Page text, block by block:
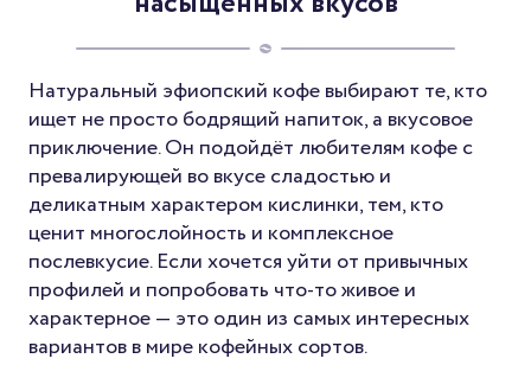
Натуральный эфиопский кофе выбирают те, кто
ищет не просто бодрящий напиток, а вкусовое
приключение. Он подойдёт любителям кофе с
превалирующей во вкусе сладостью и
деликатным характером кислинки, тем, кто
ценит многослойность и комплексное
послевкусие. Если хочется уйти от привычных
профилей и попробовать что-то живое и
характерное — это один из самых интересных
вариантов в мире кофейных сортов.